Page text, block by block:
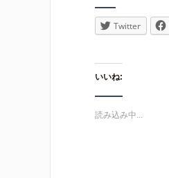
Twitter
いいね:
読み込み中...